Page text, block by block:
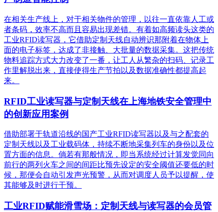
在相关生产线上，对于相关物件的管理，以往一直依靠人工或
者条码，效率不高而且容易出现差错。有着如高频读头这类的
工业RFID读写器，它借助定制天线自动辨识那附着在物体上
面的电子标签，达成了非接触、大批量的数据采集。这把传统
物料追踪方式大力改变了一番，让工人从繁杂的扫码、记录工
作里解脱出来，直接使得生产节拍以及数据准确性都提高起
来。
RFID工业读写器与定制天线在上海地铁安全管理中
的创新应用案例
借助部署于轨道沿线的国产工业RFID读写器以及与之配套的
定制天线以及工业载码体，持续不断地采集列车的身份以及位
置方面的信息。倘若有那般情况，即当系统经过计算发觉同向
前行的两列火车之间的间距比预先设定的安全阈值还要低的时
候，那便会自动引发声光预警，从而对调度人员予以提醒，使
其能够及时进行干预。
工业RFID赋能滑雪场：定制天线与读写器的会员管